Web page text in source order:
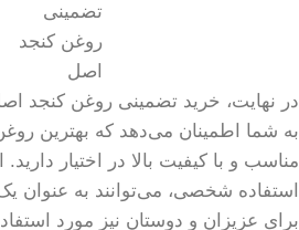
تضمینی
روغن کنجد
اصل
در نهایت، خرید تضمینی روغن کنجد
به شما اطمینان می‌دهد که بهترین
مناسب و با کیفیت بالا در اختیار
استفاده شخصی، می‌توانند به عنوان
برای عزیزان و دوستان نیز مورد